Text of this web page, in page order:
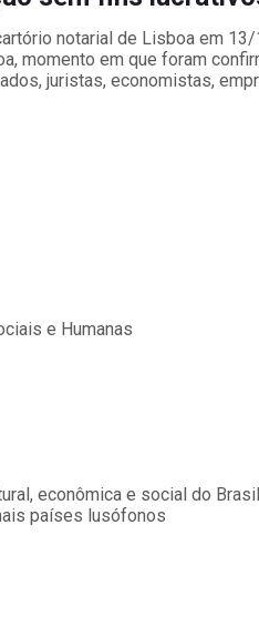
notarial de Lisboa em
momento em que foram
juristas, economistas,
e Humanas
econômica e social do
países lusófonos